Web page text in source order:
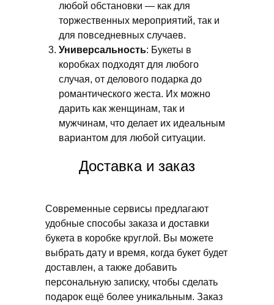
любой обстановки — как для
торжественных мероприятий, так и
для повседневных случаев.
Универсальность: Букеты в
коробках подходят для любого
случая, от делового подарка до
романтического жеста. Их можно
дарить как женщинам, так и
мужчинам, что делает их идеальным
вариантом для любой ситуации.
Доставка и заказ
Современные сервисы предлагают
удобные способы заказа и доставки
букета в коробке круглой. Вы можете
выбрать дату и время, когда букет будет
доставлен, а также добавить
персональную записку, чтобы сделать
подарок ещё более уникальным. Заказ